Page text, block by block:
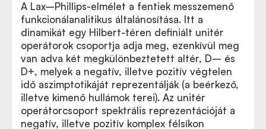
A Lax–Phillips-elmélet a fentiek messzemenő
funkcionálanalitikus általánosítása. Itt a
dinamikát egy Hilbert-téren definiált unitér
operátorok csoportja adja meg, ezenkívül meg
van adva két megkülönbeztetett altér, D– és
D+, melyek a negatív, illetve pozitív végtelen
idő aszimptotikáját reprezentálják (a beérkező,
illetve kimenő hullámok terei). Az unitér
operátorcsoport spektrális reprezentációját a
negatív, illetve pozitív komplex félsíkon